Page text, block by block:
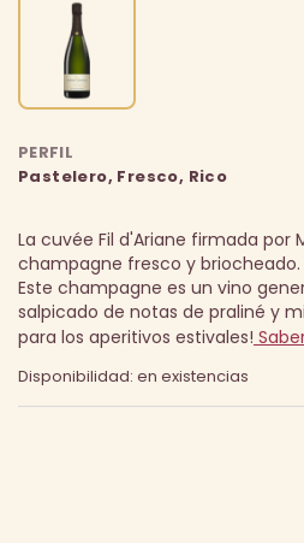
PERFIL
Pastelero, Fresco, Rico
La cuvée Fil d'Ariane firmada por
champagne fresco y briocheado.
Este champagne es un vino
salpicado de notas de praliné y
para los aperitivos estivales!
Disponibilidad: en existencias